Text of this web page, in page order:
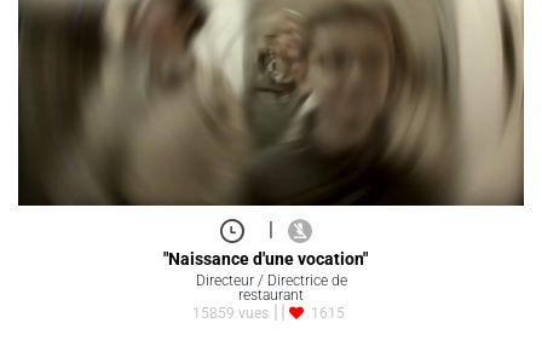
"Naissance d'une vocation"
Directeur / Directrice de
restaurant
15859 vues
1615